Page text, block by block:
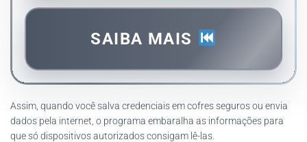
SAIBA MAIS
Assim, quando você salva credenciais em cofres seguros ou envia
dados pela internet, o programa embaralha as informações para
que só dispositivos autorizados consigam lê-las.